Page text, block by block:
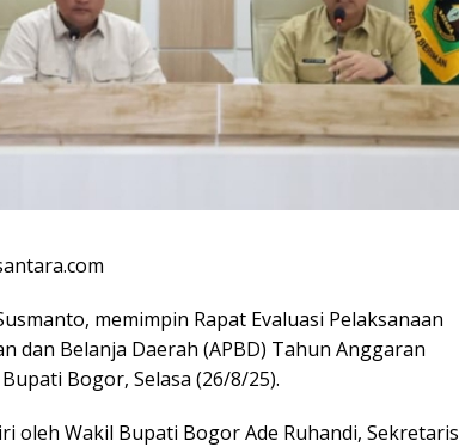
memimpin Rapat Evaluasi Pelaksanaan
dan Belanja Daerah (APBD) Tahun Anggaran
Bogor, Selasa (26/8/25).
oleh Wakil Bupati Bogor Ade Ruhandi, Sekretaris